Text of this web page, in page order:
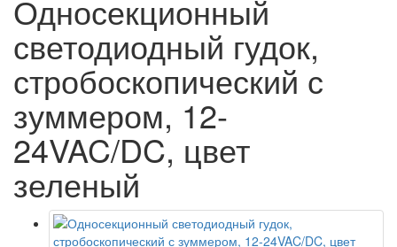
Односекционный
светодиодный гудок,
стробоскопический с
зуммером, 12-
24VAC/DC, цвет
зеленый